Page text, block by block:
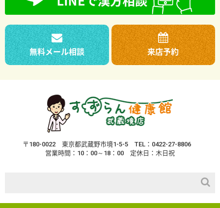
無料メール相談 来店予約
〒180-0022 東京都武蔵野市境1-5-5
TEL：0422-27-8806
営業時間：10：00～18：00
定休日：木日祝